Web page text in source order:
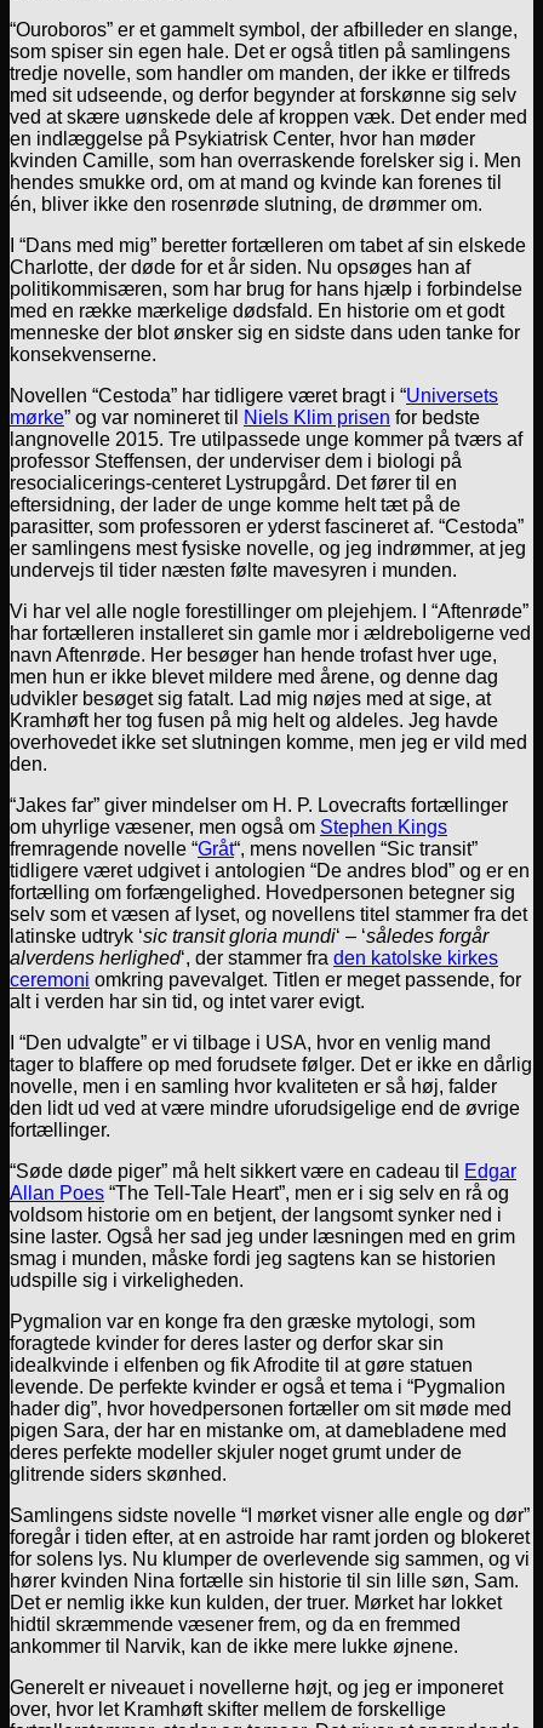
“Ouroboros” er et gammelt symbol, der afbilleder en slange,
som spiser sin egen hale. Det er også titlen på samlingens
tredje novelle, som handler om manden, der ikke er tilfreds
med sit udseende, og derfor begynder at forskønne sig selv
ved at skære uønskede dele af kroppen væk. Det ender med
en indlæggelse på Psykiatrisk Center, hvor han møder
kvinden Camille, som han overraskende forelsker sig i. Men
hendes smukke ord, om at mand og kvinde kan forenes til
én, bliver ikke den rosenrøde slutning, de drømmer om.
I “Dans med mig” beretter fortælleren om tabet af sin elskede
Charlotte, der døde for et år siden. Nu opsøges han af
politikommisæren, som har brug for hans hjælp i forbindelse
med en række mærkelige dødsfald. En historie om et godt
menneske der blot ønsker sig en sidste dans uden tanke for
konsekvenserne.
Novellen “Cestoda” har tidligere været bragt i “Universets
mørke” og var nomineret til Niels Klim prisen for bedste
langnovelle 2015. Tre utilpassede unge kommer på tværs af
professor Steffensen, der underviser dem i biologi på
resocialicerings-centeret Lystrupgård. Det fører til en
eftersidning, der lader de unge komme helt tæt på de
parasitter, som professoren er yderst fascineret af. “Cestoda”
er samlingens mest fysiske novelle, og jeg indrømmer, at jeg
undervejs til tider næsten følte mavesyren i munden.
Vi har vel alle nogle forestillinger om plejehjem. I “Aftenrøde”
har fortælleren installeret sin gamle mor i ældreboligerne ved
navn Aftenrøde. Her besøger han hende trofast hver uge,
men hun er ikke blevet mildere med årene, og denne dag
udvikler besøget sig fatalt. Lad mig nøjes med at sige, at
Kramhøft her tog fusen på mig helt og aldeles. Jeg havde
overhovedet ikke set slutningen komme, men jeg er vild med
den.
“Jakes far” giver mindelser om H. P. Lovecrafts fortællinger
om uhyrlige væsener, men også om Stephen Kings
fremragende novelle “Gråt“, mens novellen “Sic transit”
tidligere været udgivet i antologien “De andres blod” og er en
fortælling om forfængelighed. Hovedpersonen betegner sig
selv som et væsen af lyset, og novellens titel stammer fra det
latinske udtryk ‘sic transit gloria mundi‘ – ‘således forgår
alverdens herlighed‘, der stammer fra den katolske kirkes
ceremoni omkring pavevalget. Titlen er meget passende, for
alt i verden har sin tid, og intet varer evigt.
I “Den udvalgte” er vi tilbage i USA, hvor en venlig mand
tager to blaffere op med forudsete følger. Det er ikke en dårlig
novelle, men i en samling hvor kvaliteten er så høj, falder
den lidt ud ved at være mindre uforudsigelige end de øvrige
fortællinger.
“Søde døde piger” må helt sikkert være en cadeau til
Edgar
Allan Poes “The Tell-Tale Heart”, men er i sig selv en rå og
voldsom historie om en betjent, der langsomt synker ned i
sine laster. Også her sad jeg under læsningen med en grim
smag i munden, måske fordi jeg sagtens kan se historien
udspille sig i virkeligheden.
Pygmalion var en konge fra den græske mytologi, som
foragtede kvinder for deres laster og derfor skar sin
idealkvinde i elfenben og fik Afrodite til at gøre statuen
levende. De perfekte kvinder er også et tema i “Pygmalion
hader dig”, hvor hovedpersonen fortæller om sit møde med
pigen Sara, der har en mistanke om, at damebladene med
deres perfekte modeller skjuler noget grumt under de
glitrende siders skønhed.
Samlingens sidste novelle “I mørket visner alle engle og dør”
foregår i tiden efter, at en astroide har ramt jorden og blokeret
for solens lys. Nu klumper de overlevende sig sammen, og vi
hører kvinden Nina fortælle sin historie til sin lille søn, Sam.
Det er nemlig ikke kun kulden, der truer. Mørket har lokket
hidtil skræmmende væsener frem, og da en fremmed
ankommer til Narvik, kan de ikke mere lukke øjnene.
Generelt er niveauet i novellerne højt, og jeg er imponeret
over, hvor let Kramhøft skifter mellem de forskellige